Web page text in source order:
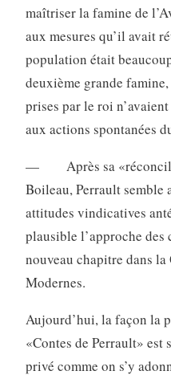
maîtriser la famine de
aux mesures qu’il avait
population était
deuxième grande
prises par le roi
aux actions spontanées
— Après sa
Boileau, Perrault semble
attitudes vindicatives
plausible l’approche des
nouveau chapitre dans
Modernes.
Aujourd’hui, la façon la
«Contes de Perrault» est
privé comme on s’y